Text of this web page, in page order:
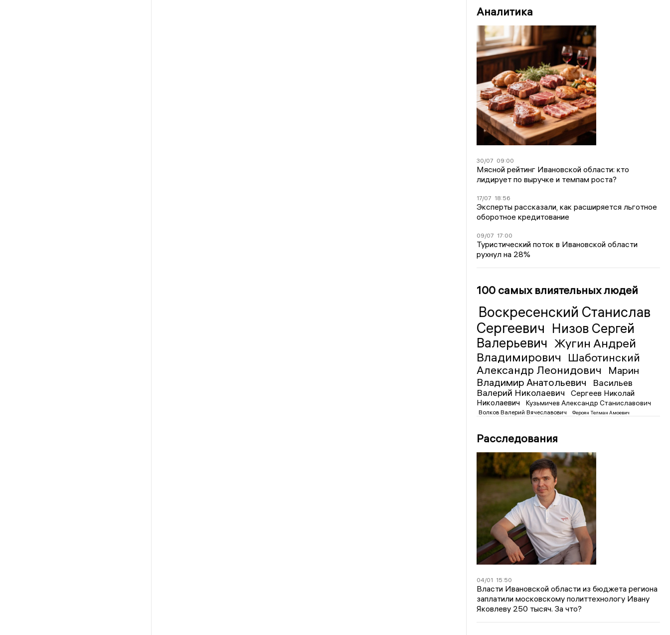
Аналитика
30/07 09:00
Мясной рейтинг Ивановской области: кто
лидирует по выручке и темпам роста?
17/07 18:56
Эксперты рассказали, как расширяется льготное
оборотное кредитование
09/07 17:00
Туристический поток в Ивановской области
рухнул на 28%
100 самых влиятельных людей
Воскресенский Станислав
Сергеевич Низов Сергей
Валерьевич Жугин Андрей
Владимирович
Шаботинский
Александр Леонидович
Марин
Владимир Анатольевич
Васильев
Валерий Николаевич
Сергеев Николай
Николаевич
Кузьмичев Александр Станиславович
Волков Валерий Вячеславович Фероян Телман Амоевич
Расследования
04/01 15:50
Власти Ивановской области из бюджета региона
заплатили московскому политтехнологу Ивану
Яковлеву 250 тысяч. За что?